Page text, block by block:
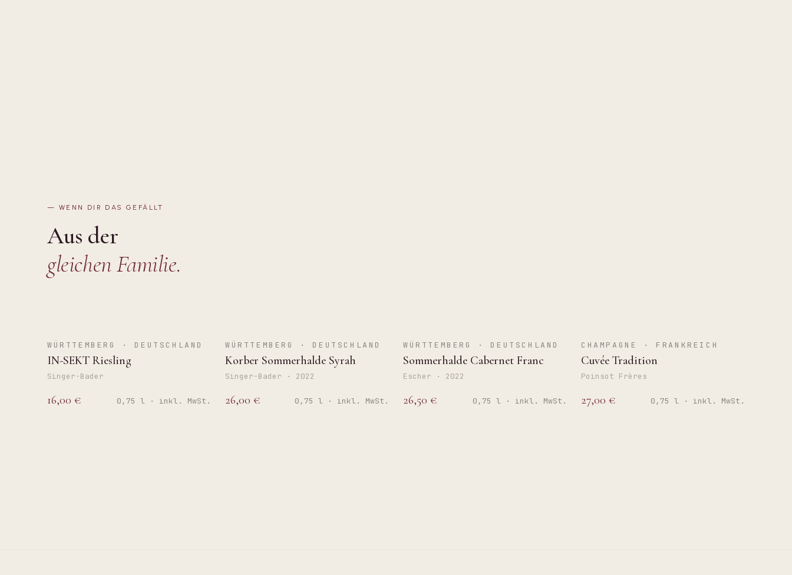
— WENN DIR DAS GEFÄLLT
Aus der
gleichen Familie.
BRUT
WÜRTTEMBERG · DEUTSCHLAND
IN-SEKT Riesling
Singer-Bader
16,00 € 0,75 l · inkl. MwSt.
TROCKEN
WÜRTTEMBERG · DEUTSCHLAND
Korber Sommerhalde Syrah
Singer-Bader · 2022
26,00 € 0,75 l · inkl. MwSt.
TROCKEN
WÜRTTEMBERG · DEUTSCHLAND
Sommerhalde Cabernet Franc
Escher · 2022
26,50 € 0,75 l · inkl. MwSt.
BRUT
CHAMPAGNE · FRANKREICH
Cuvée Tradition
Poinsot Frères
27,00 € 0,75 l · inkl. MwSt.